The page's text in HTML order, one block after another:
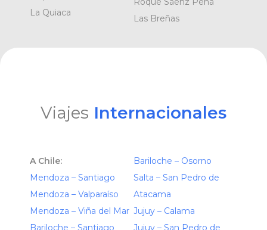
La Quiaca
Las Breñas
Viajes Internacionales
A Chile:
Mendoza – Santiago
Mendoza – Valparaíso
Mendoza – Viña del Mar
Bariloche – Santiago
Bariloche – Osorno
Salta – San Pedro de
Atacama
Jujuy – Calama
Jujuy – San Pedro de